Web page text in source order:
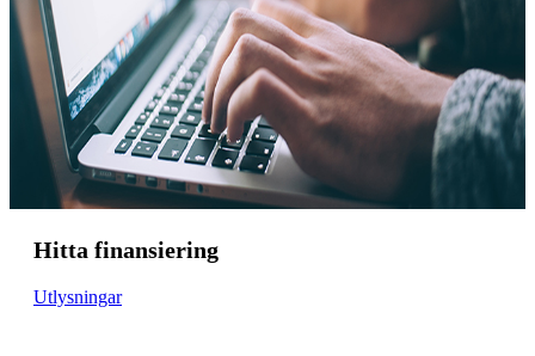
Hitta finansiering
Utlysningar